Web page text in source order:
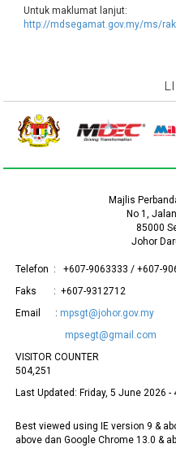
Untuk maklumat lanjut:
http://mdsegamat.gov.my/ms/
Majlis
No 1,
85000
Johor
Telefon : +607-9063333 / +607-
Faks : +607-9312712
Email :mpsgt@johor.gov.my
mpsegt@gmail.com
VISITOR COUNTER
504,251
Last Updated: Friday, 5 June 2026 -
Best viewed using IE version 9 &
above dan Google Chrome 13.0 &